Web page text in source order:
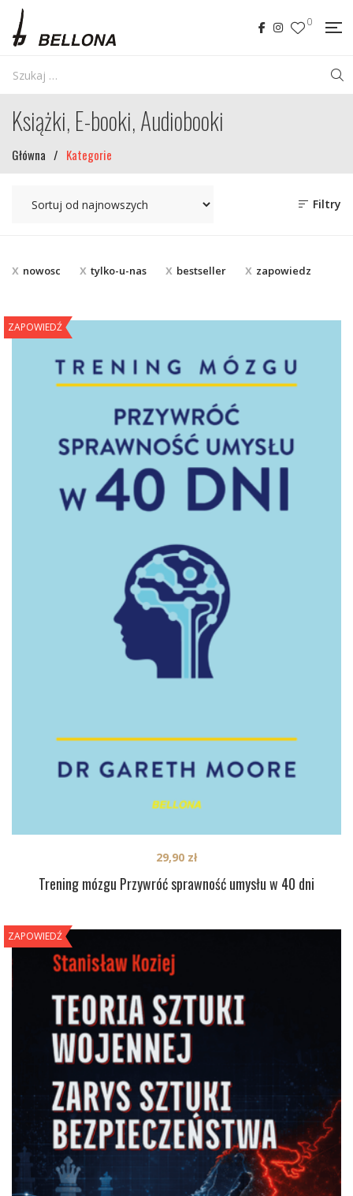
0
Książki, E-booki, Audiobooki
Główna / Kategorie
Filtry
nowosc tylko-u-nas bestseller zapowiedz
ZAPOWIEDŹ
Trening mózgu Przywróć sprawność umysłu w 40 dni
29,90 zł
ZAPOWIEDŹ